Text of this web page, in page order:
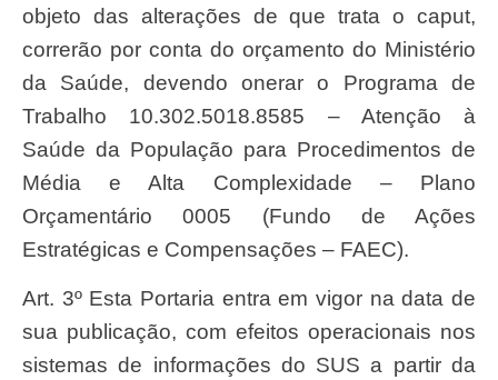
objeto das alterações de que trata o caput,
correrão por conta do orçamento do Ministério
da Saúde, devendo onerar o Programa de
Trabalho 10.302.5018.8585 – Atenção à
Saúde da População para Procedimentos de
Média e Alta Complexidade – Plano
Orçamentário 0005 (Fundo de Ações
Estratégicas e Compensações – FAEC).
Art. 3º Esta Portaria entra em vigor na data de
sua publicação, com efeitos operacionais nos
sistemas de informações do SUS a partir da